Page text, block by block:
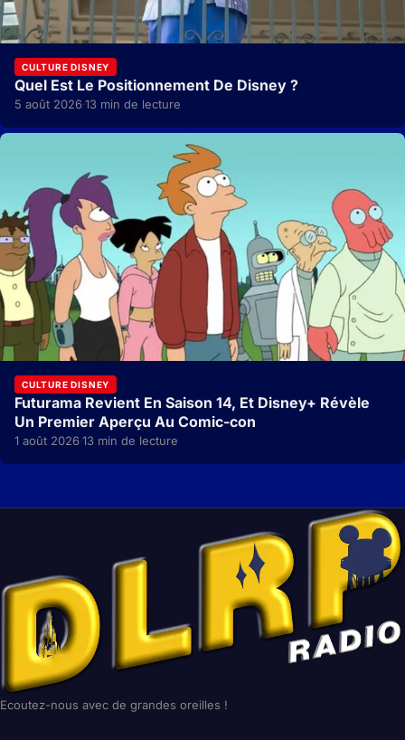
CULTURE DISNEY
Quel Est Le Positionnement De Disney ?
5 août 2026·13 min de lecture
CULTURE DISNEY
Futurama Revient En Saison 14, Et Disney+ Révèle
Un Premier Aperçu Au Comic-con
1 août 2026·13 min de lecture
Ecoutez-nous avec de grandes oreilles !